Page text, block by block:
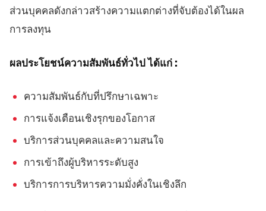
ส่วนบุคคลดังกล่าวสร้างความแตกต่างที่จับต้องได้ในผล
การลงทุน
ผลประโยชน์ความสัมพันธ์ทั่วไป ได้แก่ :
ความสัมพันธ์กับที่ปรึกษาเฉพาะ
การแจ้งเตือนเชิงรุกของโอกาส
บริการส่วนบุคคลและความสนใจ
การเข้าถึงผู้บริหารระดับสูง
บริการการบริหารความมั่งคั่งในเชิงลึก